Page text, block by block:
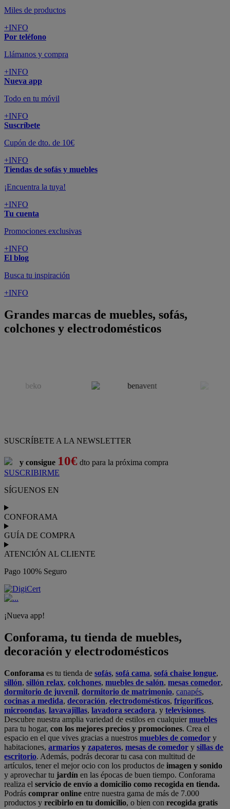
Miles de productos
+INFO
Por teléfono
Llámanos y compra
+INFO
Nueva app
Todo en tu móvil
+INFO
Suscríbete
Cupón de dto. de 10€
+INFO
Tiendas de sofás y muebles
¡Encuentra la tuya!
+INFO
Tu cuenta
Promociones exclusivas
+INFO
El blog
Busca tu inspiración
+INFO
Grandes marcas de muebles, sofás,
colchones y electrodomésticos
SUSCRÍBETE A LA NEWSLETTER
y consigue 10€ dto para la próxima compra
SUSCRIBIRME
SÍGUENOS EN
CONFORAMA
GUÍA DE COMPRA
ATENCIÓN AL CLIENTE
Pago 100% Seguro
¡Nueva app!
Conforama, tu tienda de muebles,
decoración y electrodomésticos
Conforama es tu tienda de sofás, sofá cama, sofá chaise longue,
sillón, sillón relax, colchones, muebles de salón, mesas comedor,
dormitorio de juvenil, dormitorio de matrimonio, canapés,
cocinas a medida, decoración, electrodomésticos, frigoríficos,
microondas, lavavajillas, lavadora secadora, y televisiones.
Descubre nuestra amplia variedad de estilos en cualquiermuebles
para tu hogar, con los mejores precios y promociones. Crea el
espacio en el que vives gracias a nuestros muebles de comedor y
habitaciones, armarios y zapateros, mesas de comedor y sillas de
escritorio. Además, podrás decorar tu casa con multitud de
artículos, tener el mejor ocio con los productos de imagen y sonido
y aprovechar tu jardín en las épocas de buen tiempo. Conforama
realiza el servicio de envío a domicilio como recogida en tienda.
Podrás comprar online entre nuestra gama de más de 7.000
productos y recibirlo en tu domicilio, o bien con recogida gratis